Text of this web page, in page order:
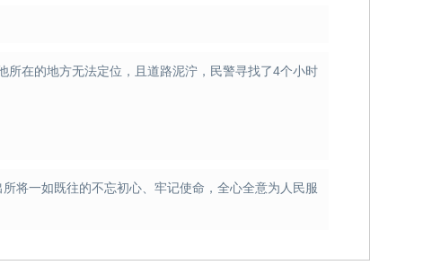
所在的地方无法定位，且道路泥泞，民警寻找了4个小时
将一如既往的不忘初心、牢记使命，全心全意为人民服